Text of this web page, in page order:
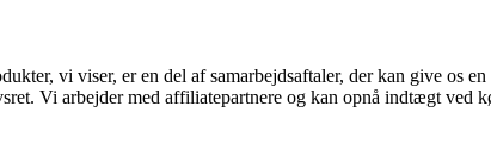
vi viser, er en del af samarbejdsaftaler, der kan give os
Vi arbejder med affiliatepartnere og kan opnå indtægt ved